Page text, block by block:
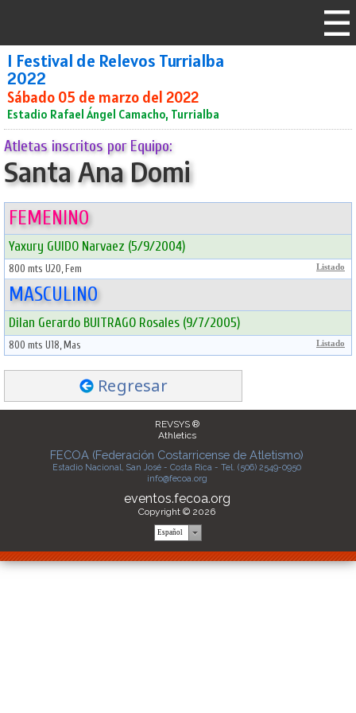
I Festival de Relevos Turrialba
2022
Sábado 05 de marzo del 2022
Estadio Rafael Ángel Camacho, Turrialba
Atletas inscritos por Equipo:
Santa Ana Domi
FEMENINO
Yaxury GUIDO Narvaez (5/9/2004)
800 mts U20, Fem Listado
MASCULINO
Dilan Gerardo BUITRAGO Rosales (9/7/2005)
800 mts U18, Mas Listado
Regresar
REVSYS ®
Athletics
FECOA (Federación Costarricense de Atletismo)
Estadio Nacional, San José - Costa Rica - Tel. (506) 2549-0950
info@fecoa.org
eventos.fecoa.org
Copyright © 2026